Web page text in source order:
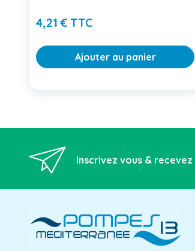
4,21 € TTCPrix
Ajouter au panier
Inscrivez vous & recevez